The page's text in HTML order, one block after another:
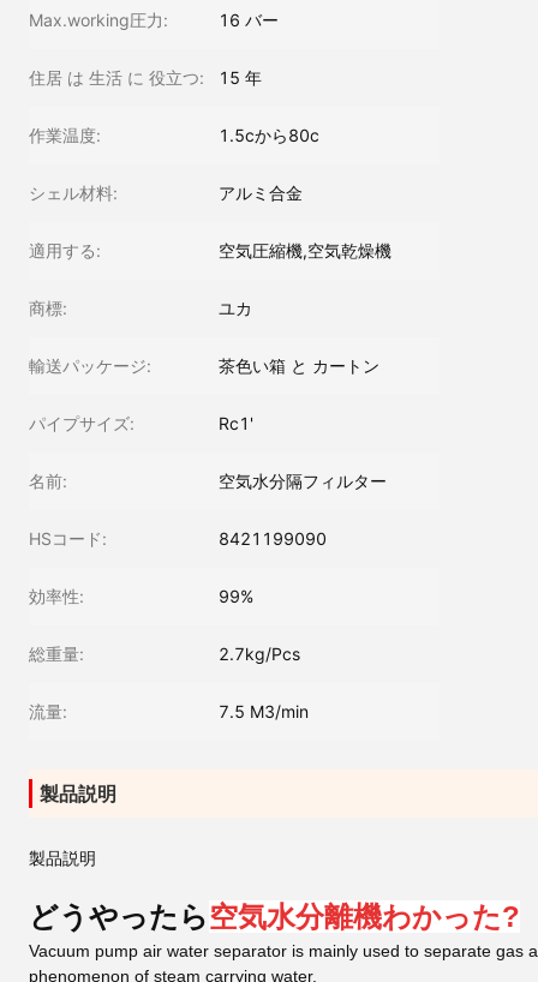
Max.working圧力: 16 バー
住居 は 生活 に 役立つ: 15 年
作業温度: 1.5cから80c
シェル材料: アルミ合金
適用する: 空気圧縮機,空気乾燥機
商標: ユカ
輸送パッケージ: 茶色い箱 と カートン
パイプサイズ: Rc1'
名前: 空気水分隔フィルター
HSコード: 8421199090
効率性: 99%
総重量: 2.7kg/Pcs
流量: 7.5 M3/min
製品説明
製品説明
どうやったら空気水分離機わかった?
Vacuum pump air water separator is mainly used to separate
phenomenon of steam carrying water.